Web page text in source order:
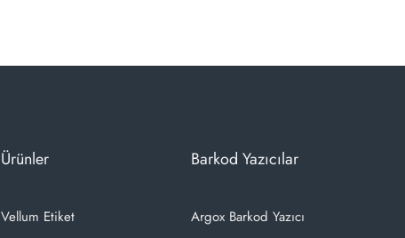
Ürünler
Vellum Etiket
Barkod Yazıcılar
Argox Barkod Yazıcı